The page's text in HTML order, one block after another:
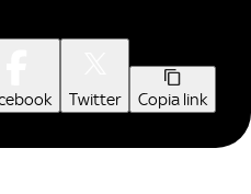
Twitter Copia link